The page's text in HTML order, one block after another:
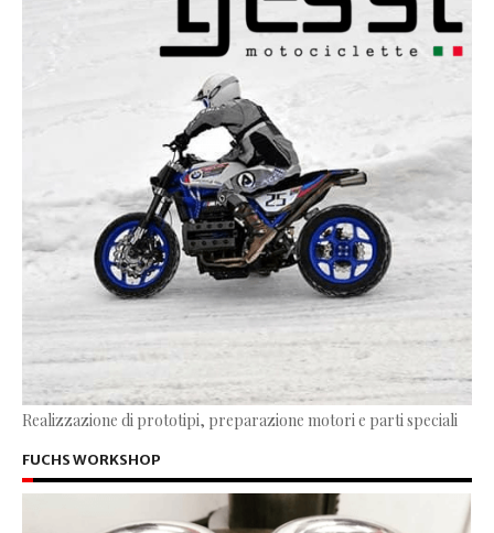
Realizzazione di prototipi, preparazione motori e parti speciali
FUCHS WORKSHOP